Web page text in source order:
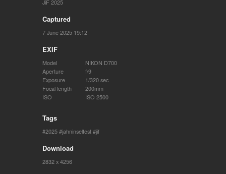
JiF 2025
Captured
7 June 2025 19:12
EXIF
Model
NIKON D700
Aperture
f/9
Exposure
1/320 sec
Focal length
200mm
ISO
ISO 2500
Tags
2025 jahninselfest jif
Download
2832 x 4256